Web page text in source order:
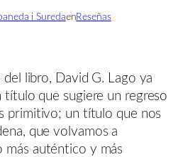
i SuredaenReseñas
libro, David G. Lago ya
título que sugiere un regreso
primitivo; un título que nos
que volvamos a
más auténtico y más